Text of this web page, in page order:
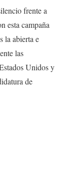
frente a
esta campaña
la abierta e
las
Unidos y
de